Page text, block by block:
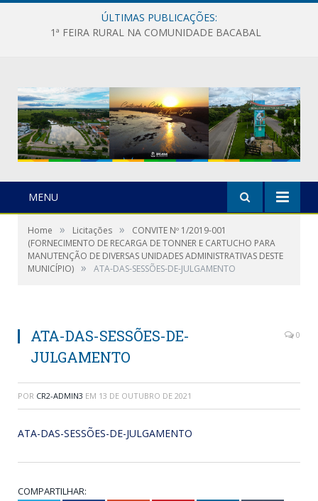
ÚLTIMAS PUBLICAÇÕES:
1ª FEIRA RURAL NA COMUNIDADE BACABAL
MENU
Home » Licitações »
CONVITE Nº 1/2019-001
(FORNECIMENTO DE RECARGA DE TONNER E CARTUCHO PARA
MANUTENÇÃO DE DIVERSAS UNIDADES ADMINISTRATIVAS DESTE
MUNICÍPIO) » ATA-DAS-SESSÕES-DE-JULGAMENTO
ATA-DAS-SESSÕES-DE-
JULGAMENTO
0
POR CR2-ADMIN3 EM 13 DE OUTUBRO DE 2021
ATA-DAS-SESSÕES-DE-JULGAMENTO
COMPARTILHAR: